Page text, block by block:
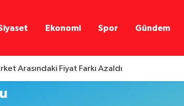
Ekonomi Spor Gündem
Arasındaki Fiyat Farkı Azaldı